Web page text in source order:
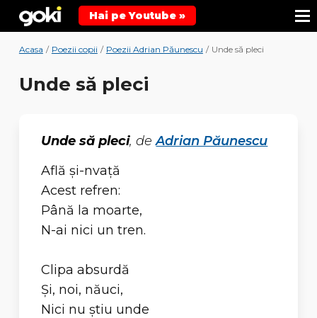
Hai pe Youtube »
Acasa / Poezii copii / Poezii Adrian Păunescu / Unde să pleci
Unde să pleci
Unde să pleci, deAdrian Păunescu
Află şi-nvaţă
Acest refren:
Până la moarte,
N-ai nici un tren.
Clipa absurdă
Şi, noi, năuci,
Nici nu ştiu unde